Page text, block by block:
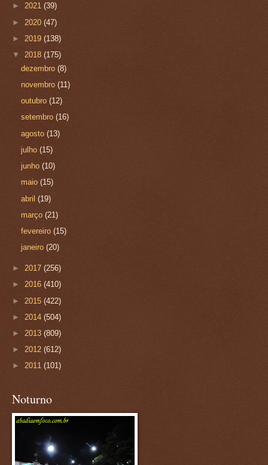
► 2021 (39)
► 2020 (47)
► 2019 (138)
▼ 2018 (175)
dezembro(8)
novembro(11)
outubro(12)
setembro(16)
agosto(13)
julho(15)
junho(10)
maio(15)
abril(19)
março(21)
fevereiro(15)
janeiro(20)
► 2017 (256)
► 2016 (410)
► 2015 (422)
► 2014 (504)
► 2013 (809)
► 2012 (612)
► 2011 (101)
Noturno